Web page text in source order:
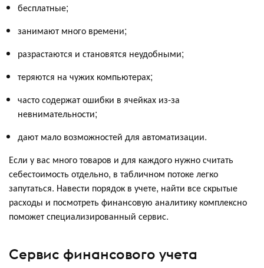
бесплатные;
занимают много времени;
разрастаются и становятся неудобными;
теряются на чужих компьютерах;
часто содержат ошибки в ячейках из-за
невнимательности;
дают мало возможностей для автоматизации.
Если у вас много товаров и для каждого нужно считать
себестоимость отдельно, в табличном потоке легко
запутаться. Навести порядок в учете, найти все скрытые
расходы и посмотреть финансовую аналитику комплексно
поможет специализированный сервис.
Сервис финансового учета